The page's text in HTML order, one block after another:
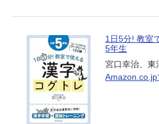
1日5分! 教室
5年生
宮口幸治、東
Amazon.co.jp